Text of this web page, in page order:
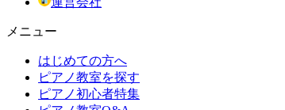
メニュー
はじめての方へ
ピアノ教室を探す
ピアノ初心者特集